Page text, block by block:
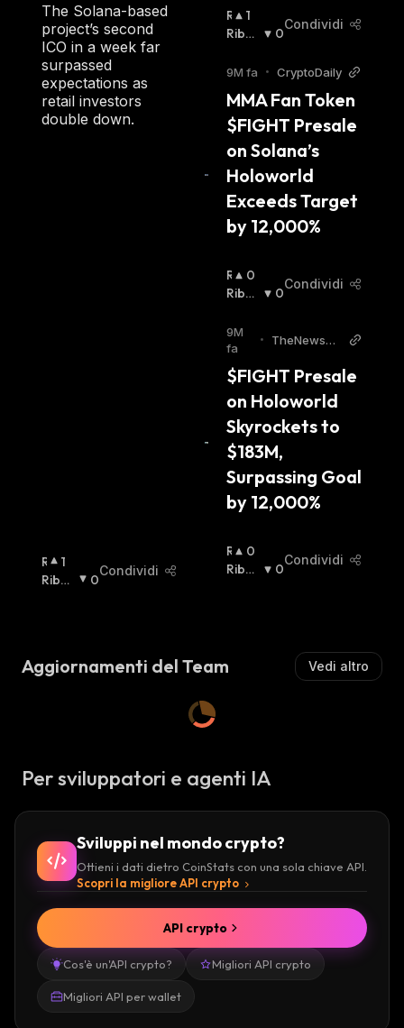
The Solana-based
project’s second
ICO in a week far
surpassed
expectations as
retail investors
double down.
R
I
S
1
Ribas
0
Condividi
R
I
L
I
S
A
1
Ribas
0
Condividi
9M fa • CryptoDaily
MMA Fan Token
$FIGHT Presale
on Solana’s
Holoworld
Exceeds Target
by 12,000%
R
I
L
Z
S
T
A
:
0
Ribas
0
Condividi
9M
fa
•
TheNewsCr
$FIGHT Presale
on Holoworld
Skyrockets to
$183M,
Surpassing Goal
by 12,000%
R
I
T
0
Ribas
0
Condividi
Aggiornamenti del Team Vedi altro
Per sviluppatori e agenti IA
Sviluppi nel mondo crypto?
Ottieni i dati dietro CoinStats con una sola chiave API.
Scopri la migliore API crypto
Cos'è un'API crypto? Migliori API crypto
Migliori API per wallet
API crypto